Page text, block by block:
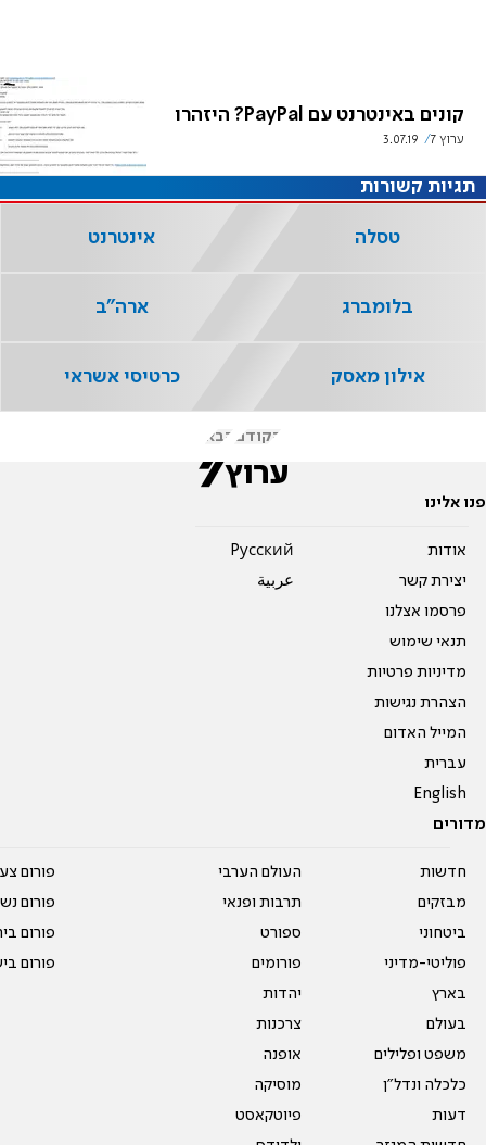
קונים באינטרנט עם PayPal? היזהרו
ערוץ 7 3.07.19
תגיות קשורות
טסלה אינטרנט
בלומברג ארה"ב
אילון מאסק כרטיסי אשראי
הקודם הבא
פנו אלינו
אודות
יצירת קשר
פרסמו אצלנו
תנאי שימוש
מדיניות פרטיות
הצהרת נגישות
המייל האדום
עברית
English
Pусский
عربية
מדורים
חדשות
מבזקים
ביטחוני
פוליטי-מדיני
בארץ
בעולם
משפט ופלילים
כלכלה ונדל"ן
דעות
העולם הערבי
תרבות ופנאי
ספורט
פורומים
יהדות
צרכנות
אופנה
מוסיקה
פיוטקאסט
פורום
פורום
פורום
פורום